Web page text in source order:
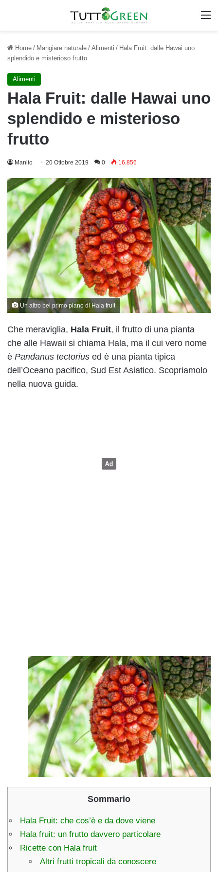
Home / Mangiare naturale / Alimenti / Hala Fruit: dalle Hawai uno
splendido e misterioso frutto
Alimenti
Hala Fruit: dalle Hawai uno
splendido e misterioso
frutto
Manlio 20 Ottobre 2019 0 16.856
Un altro bel primo piano di Hala fruit
Che meraviglia, Hala Fruit, il frutto di una pianta
che alle Hawaii si chiama Hala, ma il cui vero nome
è Pandanus tectorius ed è una pianta tipica
dell’Oceano pacifico, Sud Est Asiatico. Scopriamolo
nella nuova guida.
Sommario
Hala Fruit: che cos’è e da dove viene
Hala fruit: un frutto davvero particolare
Ricette con Hala fruit
Altri frutti tropicali da conoscere